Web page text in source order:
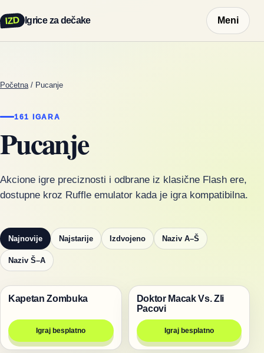
IZD Igrice za dečake Meni
Početna / Pucanje
161 IGARA
Pucanje
Akcione igre preciznosti i odbrane iz klasične Flash ere,
dostupne kroz Ruffle emulator kada je igra kompatibilna.
Najnovije Najstarije Izdvojeno Naziv A–Š
Naziv Š–A
Pucanje
Kapetan Zombuka
Igraj besplatno
Pucanje
Doktor Macak Vs. Zli
Pacovi
Igraj besplatno